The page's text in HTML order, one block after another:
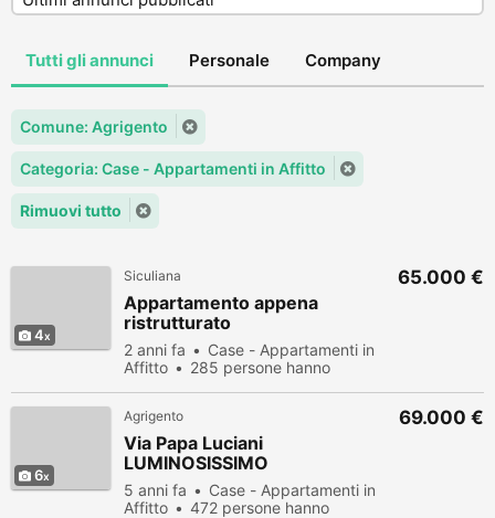
Tutti gli annunci Personale Company
Comune: Agrigento
Categoria: Case - Appartamenti in Affitto
Rimuovi tutto
4
Siculiana
Appartamento appena
ristrutturato
2 anni fa
Case - Appartamenti in
Affitto
285 persone hanno
65.000 €
6
Agrigento
Via Papa Luciani
LUMINOSISSIMO
5 anni fa
Case - Appartamenti in
Affitto
472 persone hanno
69.000 €